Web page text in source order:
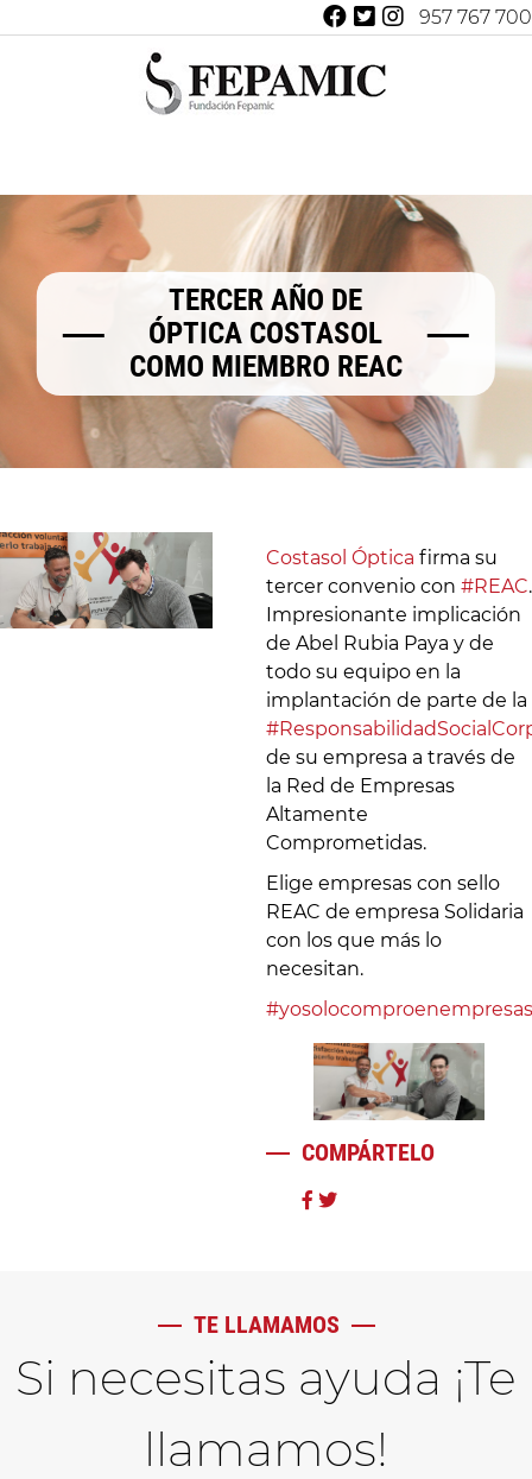
957 767 700
TERCER AÑO DE
ÓPTICA COSTASOL
COMO MIEMBRO REAC
Costasol Óptica firma su
tercer convenio con #REAC.
Impresionante implicación
de Abel Rubia Paya y de
todo su equipo en la
implantación de parte de la
de su empresa a través de
la Red de Empresas
Altamente
Comprometidas.
Elige empresas con sello
REAC de empresa Solidaria
con los que más lo
necesitan.
COMPÁRTELO
TE LLAMAMOS
Si necesitas ayuda ¡Te
llamamos!